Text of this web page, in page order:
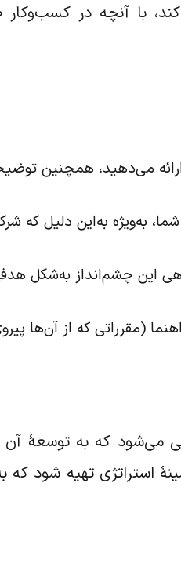
با آنچه در
می‌دهید، همچنین
شما، به‌ویژه به‌این دلیل
این چشم‌انداز به‌شکل
(مقرراتی که از آن‌ها
می‌شود که به توسعۀ
استراتژی تهیه شود که